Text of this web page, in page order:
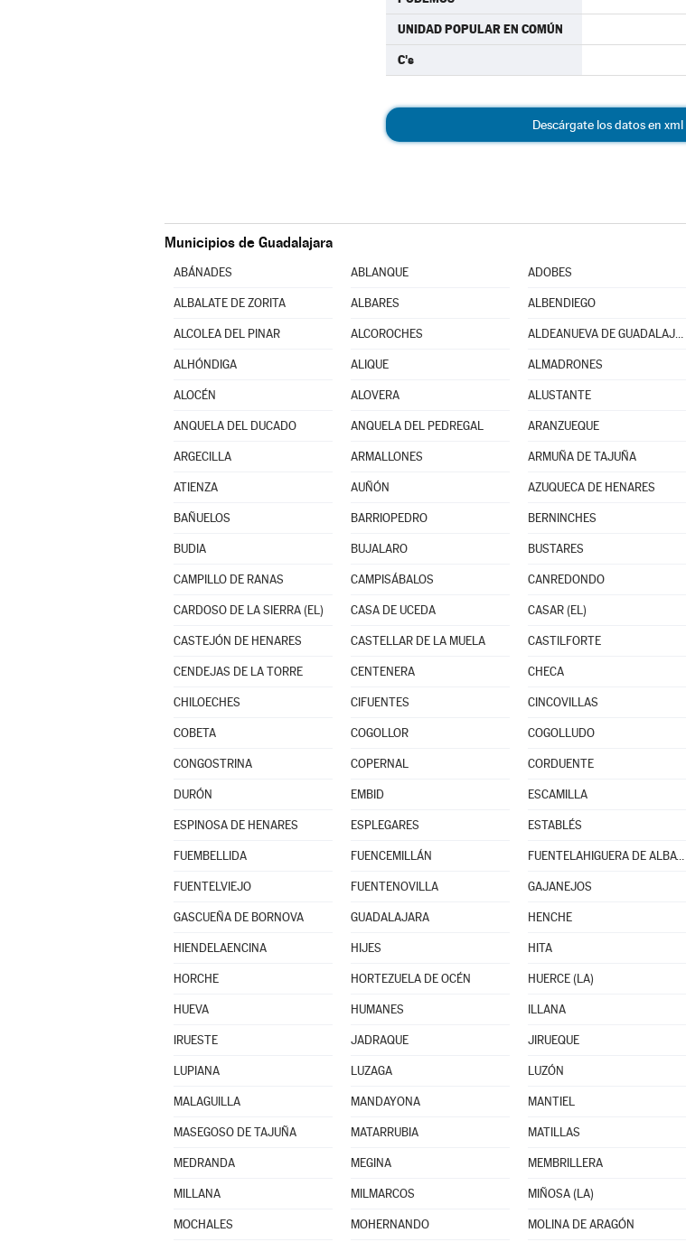
UNIDAD POPULAR EN COMÚN
C's
Descárgate los datos en xml
Municipios de Guadalajara
ABÁNADES ABLANQUE ADOBES
ALBALATE DE ZORITA ALBARES ALBENDIEGO
ALCOLEA DEL PINAR ALCOROCHES ALDEANUEVA DE GUADALAJARA
ALHÓNDIGA ALIQUE ALMADRONES
ALOCÉN ALOVERA ALUSTANTE
ANQUELA DEL DUCADO ANQUELA DEL PEDREGAL ARANZUEQUE
ARGECILLA ARMALLONES ARMUÑA DE TAJUÑA
ATIENZA AUÑÓN AZUQUECA DE HENARES
BAÑUELOS BARRIOPEDRO BERNINCHES
BUDIA BUJALARO BUSTARES
CAMPILLO DE RANAS CAMPISÁBALOS CANREDONDO
CARDOSO DE LA SIERRA (EL) CASA DE UCEDA CASAR (EL)
CASTEJÓN DE HENARES CASTELLAR DE LA MUELA CASTILFORTE
CENDEJAS DE LA TORRE CENTENERA CHECA
CHILOECHES CIFUENTES CINCOVILLAS
COBETA COGOLLOR COGOLLUDO
CONGOSTRINA COPERNAL CORDUENTE
DURÓN EMBID ESCAMILLA
ESPINOSA DE HENARES ESPLEGARES ESTABLÉS
FUEMBELLIDA FUENCEMILLÁN FUENTELAHIGUERA DE ALBATAGES
FUENTELVIEJO FUENTENOVILLA GAJANEJOS
GASCUEÑA DE BORNOVA GUADALAJARA HENCHE
HIENDELAENCINA HIJES HITA
HORCHE HORTEZUELA DE OCÉN HUERCE (LA)
HUEVA HUMANES ILLANA
IRUESTE JADRAQUE JIRUEQUE
LUPIANA LUZAGA LUZÓN
MALAGUILLA MANDAYONA MANTIEL
MASEGOSO DE TAJUÑA MATARRUBIA MATILLAS
MEDRANDA MEGINA MEMBRILLERA
MILLANA MILMARCOS MIÑOSA (LA)
MOCHALES MOHERNANDO MOLINA DE ARAGÓN